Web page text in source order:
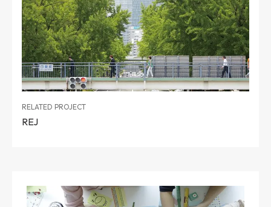
RELATED PROJECT
REJ